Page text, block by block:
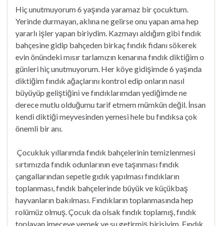
Hiç unutmuyorum 6 yaşında yaramaz bir çocuktum.
Yerinde durmayan, aklına ne gelirse onu yapan ama hep
yararlı işler yapan biriydim. Kazmayı aldığım gibi fındık
bahçesine gidip bahçeden birkaç fındık fidanı sökerek
evin önündeki mısır tarlamızın kenarına fındık diktiğim o
günleri hiç unutmuyorum. Her köye gidişimde 6 yaşında
diktiğim fındık ağaçlarını kontrol edip onların nasıl
büyüyüp geliştiğini ve fındıklarımdan yediğimde ne
derece mutlu olduğumu tarif etmem mümkün değil. İnsan
kendi diktiği meyvesinden yemesi hele bu fındıksa çok
önemli bir anı.
Çocukluk yıllarımda fındık bahçelerinin temizlenmesi
sırtımızda fındık odunlarının eve taşınması fındık
çangallarından sepetle gıdık yapılması fındıkların
toplanması, fındık bahçelerinde büyük ve küçükbaş
hayvanların bakılması. Fındıkların toplanmasında hep
rolümüz olmuş. Çocuk da olsak fındık toplamış, fındık
toplayan imeceye yemek ve su getirmiş birisiyim. Fındık